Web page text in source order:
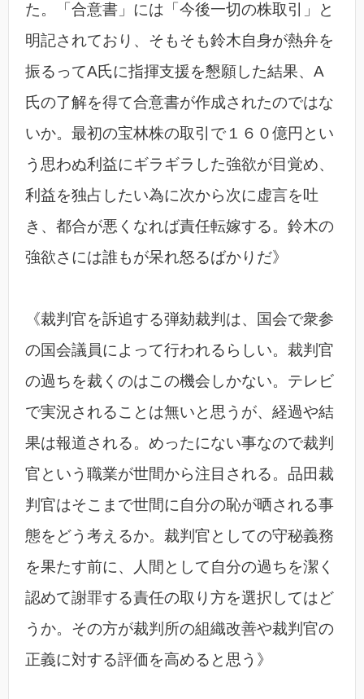
た。「合意書」には「今後一切の株取引」と
明記されており、そもそも鈴木自身が熱弁を
振るってA氏に指揮支援を懇願した結果、A
氏の了解を得て合意書が作成されたのではな
いか。最初の宝林株の取引で１６０億円とい
う思わぬ利益にギラギラした強欲が目覚め、
利益を独占したい為に次から次に虚言を吐
き、都合が悪くなれば責任転嫁する。鈴木の
強欲さには誰もが呆れ怒るばかりだ》
《裁判官を訴追する弾劾裁判は、国会で衆参
の国会議員によって行われるらしい。裁判官
の過ちを裁くのはこの機会しかない。テレビ
で実況されることは無いと思うが、経過や結
果は報道される。めったにない事なので裁判
官という職業が世間から注目される。品田裁
判官はそこまで世間に自分の恥が晒される事
態をどう考えるか。裁判官としての守秘義務
を果たす前に、人間として自分の過ちを潔く
認めて謝罪する責任の取り方を選択してはど
うか。その方が裁判所の組織改善や裁判官の
正義に対する評価を高めると思う》